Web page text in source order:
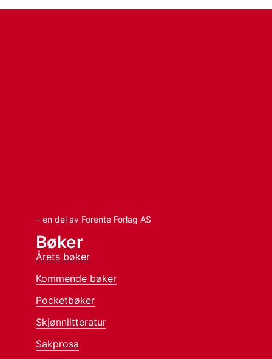
– en del av Forente Forlag AS
Bøker
Årets bøker
Kommende bøker
Pocketbøker
Skjønnlitteratur
Sakprosa